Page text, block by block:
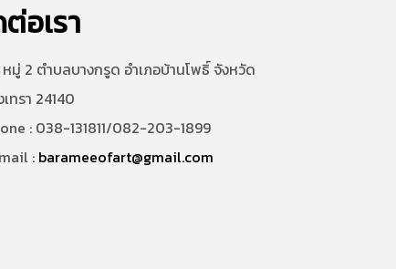
อเรา
มู่ 2 ตำบลบางกรูด อำเภอบ้านโพธิ์ จังหวัด
เทรา 24140
: 038-131811/082-203-1899
: barameeofart@gmail.com